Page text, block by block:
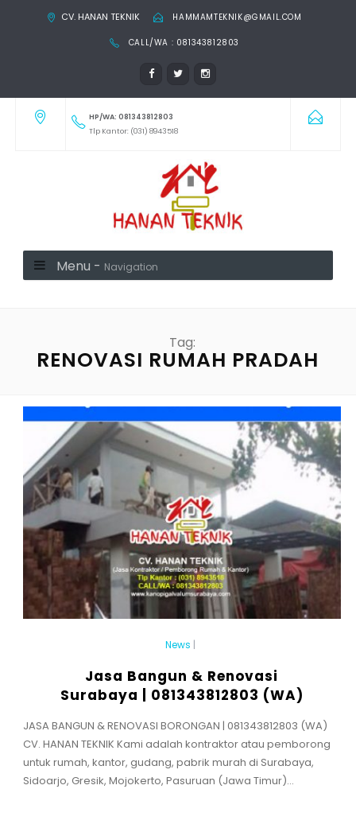
CV. HANAN TEKNIK HAMMAMTEKNIK@GMAIL.COM
CALL/WA : 081343812803
HP/WA: 081343812803
Tlp Kantor: (031) 8943518
Menu - Navigation
Tag:
RENOVASI RUMAH PRADAH
News |
Jasa Bangun & Renovasi
Surabaya | 081343812803 (WA)
JASA BANGUN & RENOVASI BORONGAN | 081343812803 (WA)
CV. HANAN TEKNIK Kami adalah kontraktor atau pemborong
untuk rumah, kantor, gudang, pabrik murah di Surabaya,
Sidoarjo, Gresik, Mojokerto, Pasuruan (Jawa Timur)...